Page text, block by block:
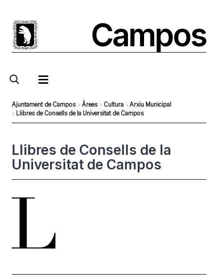
contenido
principal
Campos
Sobrescribir
de
ayuda
a
la
Ajuntament de Campos Àrees Cultura
Arxiu Municipal
Llibres de Consells de la Universitat de Campos
Llibres de Consells de la
Universitat de Campos
Foto